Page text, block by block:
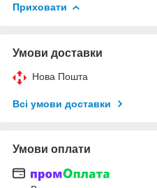
Приховати
Умови доставки
Нова Пошта
Всі умови доставки
Умови оплати